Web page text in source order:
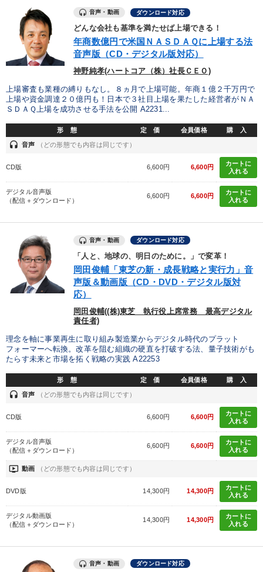
音声・動画 ダウンロード対応
どんな会社も基準を満たせば上場できる！
年商数億円で米国ＮＡＳＤＡＱに上場する法
音声版（CD・デジタル版対応）
神野純孝(ハートコア（株）社長ＣＥＯ)
上場審査も業種の縛りもなし。８ヵ月で上場可能。年商１億２千万円で
上場や資金調達２０億円も！日本で３社目上場を果たした経営者がＮＡ
ＳＤＡＱ上場を成功させる手法を公開 A2231...
形 態 定 価 会員価格 購 入
headset 音声 （どの形態でも内容は同じです）
CD版 6,600円 6,600円
カートに
入れる
デジタル音声版
（配信＋ダウンロード）
6,600円 6,600円
カートに
入れる
音声・動画 ダウンロード対応
「人と、地球の、明日のために。」で変革！
岡田俊輔「東芝の新・成長戦略と実行力」音
声版＆動画版（CD・DVD・デジタル版対
応）
岡田俊輔((株)東芝 執行役上席常務 最高デジタル
責任者)
理念を軸に事業再生に取り組み製造業からデジタル時代のプラット
フォーマーへ転換。改革を阻む組織の硬直を打破する法、量子技術がも
たらす未来と市場を拓く戦略の実践 A22253
形 態 定 価 会員価格 購 入
headset 音声 （どの形態でも内容は同じです）
CD版 6,600円 6,600円
カートに
入れる
デジタル音声版
（配信＋ダウンロード）
6,600円 6,600円
カートに
入れる
ondemand_video 動画 （どの形態でも内容は同じです）
DVD版 14,300円 14,300円
カートに
入れる
デジタル動画版
（配信＋ダウンロード）
14,300円 14,300円
カートに
入れる
音声・動画 ダウンロード対応